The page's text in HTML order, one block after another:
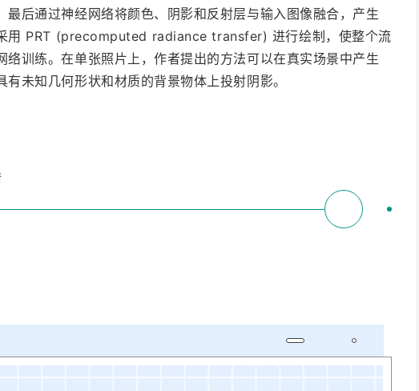
最后通过神经网络将颜色、阴影和反射层与输入图像融合，产生
用 PRT (precomputed radiance transfer) 进行绘制，使整个流
训练。在单张照片上，作者提出的方法可以在真实场景中产生
未知几何形状和材质的背景物体上投射阴影。